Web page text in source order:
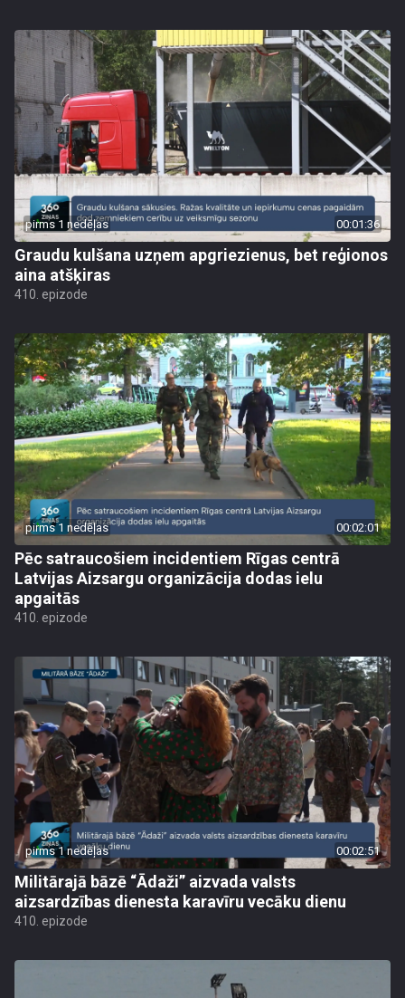
pirms 1 nedēļas 00:01:36
Graudu kulšana uzņem apgriezienus, bet reģionos
aina atšķiras
410. epizode
pirms 1 nedēļas 00:02:01
Pēc satraucošiem incidentiem Rīgas centrā
Latvijas Aizsargu organizācija dodas ielu
apgaitās
410. epizode
pirms 1 nedēļas 00:02:51
Militārajā bāzē “Ādaži” aizvada valsts
aizsardzības dienesta karavīru vecāku dienu
410. epizode